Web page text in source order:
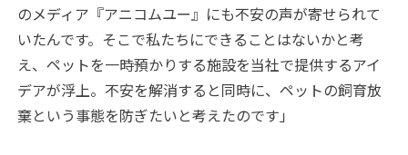
のメディア『アニコムユー』にも不安の声が寄せられて
いたんです。そこで私たちにできることはないかと考
え、ペットを一時預かりする施設を当社で提供するアイ
デアが浮上。不安を解消すると同時に、ペットの飼育放
棄という事態を防ぎたいと考えたのです」